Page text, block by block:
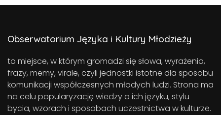
Obserwatorium Języka i Kultury Młodzieży
to miejsce, w którym gromadzi się słowa, wyrażenia,
frazy, memy, virale, czyli jednostki istotne dla sposobu
komunikacji współczesnych młodych ludzi. Strona ma
na celu popularyzację wiedzy o ich języku, stylu
bycia, wzorach i sposobach uczestnictwa w kulturze.